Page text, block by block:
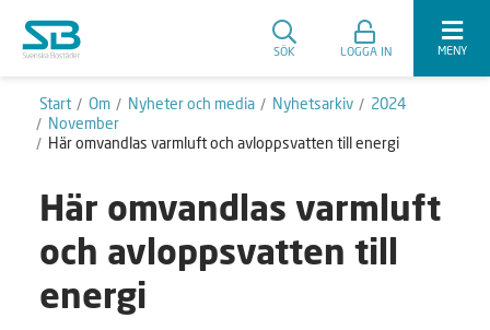
SÖK LOGGA IN MENY
Start Om Nyheter och media Nyhetsarkiv
2024
November
Här omvandlas varmluft och avloppsvatten till energi
Här omvandlas varmluft
och avloppsvatten till
energi